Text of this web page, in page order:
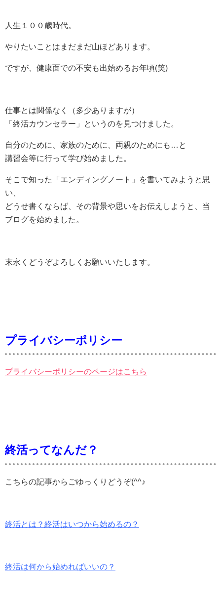
人生１００歳時代。
やりたいことはまだまだ山ほどあります。
ですが、健康面での不安も出始めるお年頃(笑)
仕事とは関係なく（多少ありますが）
「終活カウンセラー」というのを見つけました。
自分のために、家族のために、両親のためにも…と
講習会等に行って学び始めました。
そこで知った「エンディングノート」を書いてみようと思
い、
どうせ書くならば、その背景や思いをお伝えしようと、当
ブログを始めました。
末永くどうぞよろしくお願いいたします。
プライバシーポリシー
プライバシーポリシーのページはこちら
終活ってなんだ？
こちらの記事からごゆっくりどうぞ(^^♪
終活とは？終活はいつから始めるの？
終活は何から始めればいいの？